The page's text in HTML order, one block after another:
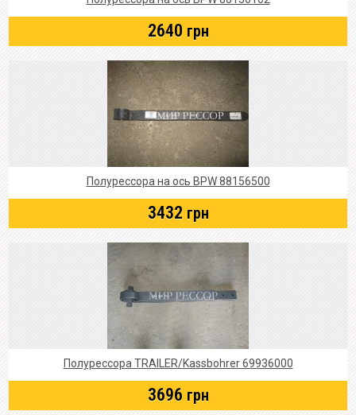
2640 грн
Полурессора на ось BPW 88156500
3432 грн
Полурессора TRAILER/Kassbohrer 69936000
3696 грн